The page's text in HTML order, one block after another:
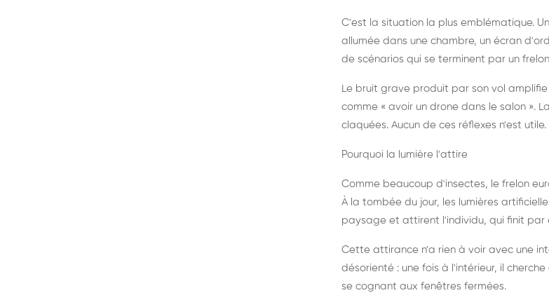
C'est la situation la plus emblématique.
allumée dans une chambre, un écran
de scénarios qui se terminent par un
Le bruit grave produit par son vol
comme « avoir un drone dans le salon ».
claquées. Aucun de ces réflexes n'est utile.
Pourquoi la lumière l'attire
Comme beaucoup d'insectes, le frelon
À la tombée du jour, les lumières
paysage et attirent l'individu, qui finit par
Cette attirance n'a rien à voir avec une
désorienté : une fois à l'intérieur, il
se cognant aux fenêtres fermées.